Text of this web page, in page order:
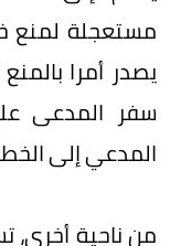
مستعجلة لمنع
يصدر أمرا
سفر المدعى
المدعي إلى
من ناحية أخرى،